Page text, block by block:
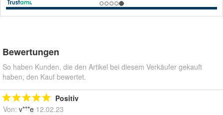
Bewertungen
So haben Kunden, die den Artikel bei diesem Verkäufer gekauft
haben, den Kauf bewertet.
Positiv
Von: v***e 12.02.23